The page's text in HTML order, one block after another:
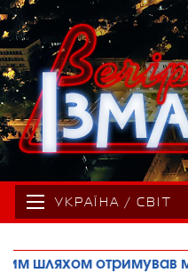
УКРАЇНА / СВІТ
у двох медичних